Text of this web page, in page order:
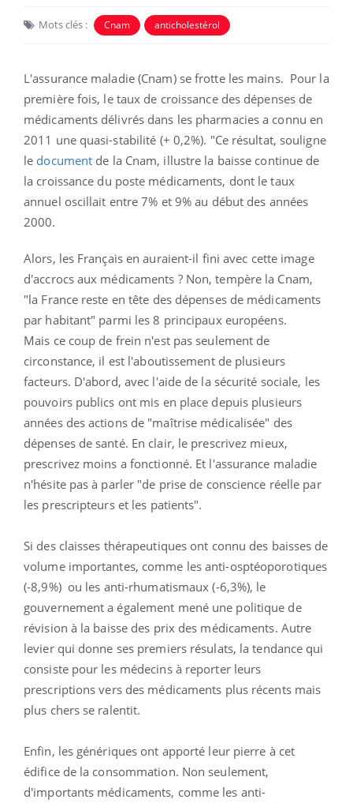
Mots clés : Cnam anticholestérol
L'assurance maladie (Cnam) se frotte les mains. Pour la
première fois, le taux de croissance des dépenses de
médicaments délivrés dans les pharmacies a connu en
2011 une quasi-stabilité (+ 0,2%). "Ce résultat, souligne
le document de la Cnam, illustre la baisse continue de
la croissance du poste médicaments, dont le taux
annuel oscillait entre 7% et 9% au début des années
2000.
Alors, les Français en auraient-il fini avec cette image
d'accrocs aux médicaments ? Non, tempère la Cnam,
"la France reste en tête des dépenses de médicaments
par habitant" parmi les 8 principaux européens.
Mais ce coup de frein n'est pas seulement de
circonstance, il est l'aboutissement de plusieurs
facteurs. D'abord, avec l'aide de la sécurité sociale, les
pouvoirs publics ont mis en place depuis plusieurs
années des actions de "maîtrise médicalisée" des
dépenses de santé. En clair, le prescrivez mieux,
prescrivez moins a fonctionné. Et l'assurance maladie
n'hésite pas à parler "de prise de conscience réelle par
les prescripteurs et les patients".
Si des claisses thérapeutiques ont connu des baisses de
volume importantes, comme les anti-osptéoporotiques
(-8,9%) ou les anti-rhumatismaux (-6,3%), le
gouvernement a également mené une politique de
révision à la baisse des prix des médicaments. Autre
levier qui donne ses premiers résulats, la tendance qui
consiste pour les médecins à reporter leurs
prescriptions vers des médicaments plus récents mais
plus chers se ralentit.
Enfin, les génériques ont apporté leur pierre à cet
édifice de la consommation. Non seulement,
d'importants médicaments, comme les anti-